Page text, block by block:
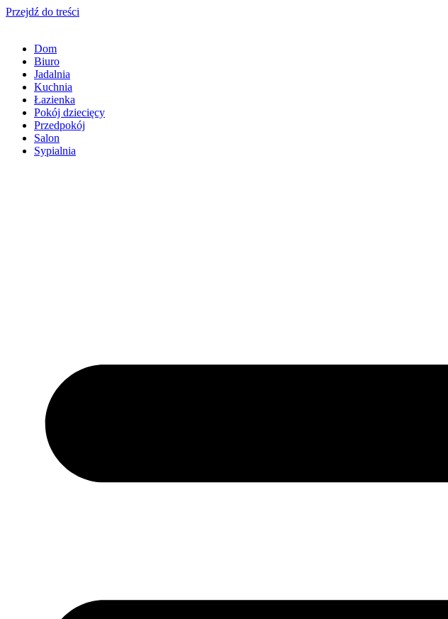
Przejdź do treści
Dom
Biuro
Jadalnia
Kuchnia
Łazienka
Pokój dziecięcy
Przedpokój
Salon
Sypialnia